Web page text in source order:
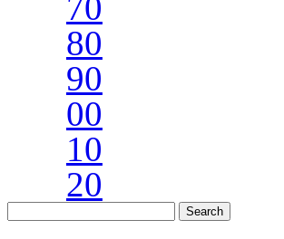
70
80
90
00
10
20